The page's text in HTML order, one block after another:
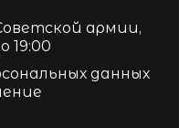
армии,
19:00
данных